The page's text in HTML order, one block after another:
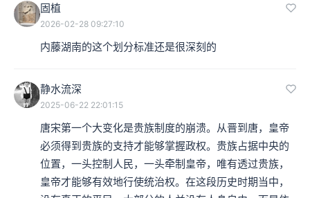
固植
2026-02-28 09:27:10
内藤湖南的这个划分标准还是很深刻的
静水流深
2025-06-22 22:01:15
唐宋第一个大变化是贵族制度的崩溃。从晋到唐，皇帝
必须得到贵族的支持才能够掌握政权。贵族占据中央的
位置，一头控制人民，一头牵制皇帝，唯有透过贵族，
皇帝才能够有效地行使统治权。在这段历史时期当中，